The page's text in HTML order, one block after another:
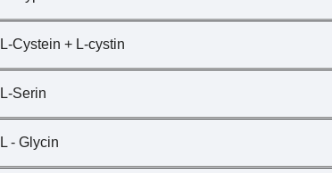
L-Cystein + L-cystin
L-Serin
L - Glycin